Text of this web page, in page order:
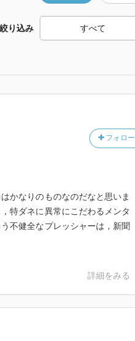
絞り込み
フォロー
かなりのものなのだなと思いま
特ダネに異常にこだわるメンタ
不健全なプレッシャーは，新聞
詳細をみる